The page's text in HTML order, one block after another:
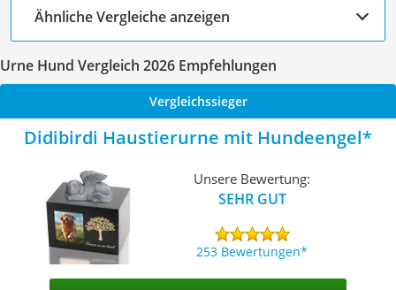
Ähnliche Vergleiche anzeigen
Urne Hund Vergleich 2026 Empfehlungen
Vergleichssieger
Didibirdi Haustierurne mit Hundeengel
Unsere Bewertung:
SEHR GUT
253 Bewertungen